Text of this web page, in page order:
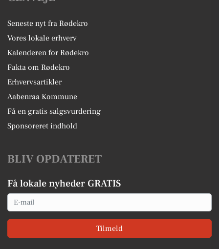
Seneste nyt fra Rødekro
Vores lokale erhverv
Kalenderen for Rødekro
Fakta om Rødekro
Erhvervsartikler
Aabenraa Kommune
Få en gratis salgsvurdering
Sponsoreret indhold
BLIV OPDATERET
Få lokale nyheder GRATIS
Email
Tilmeld